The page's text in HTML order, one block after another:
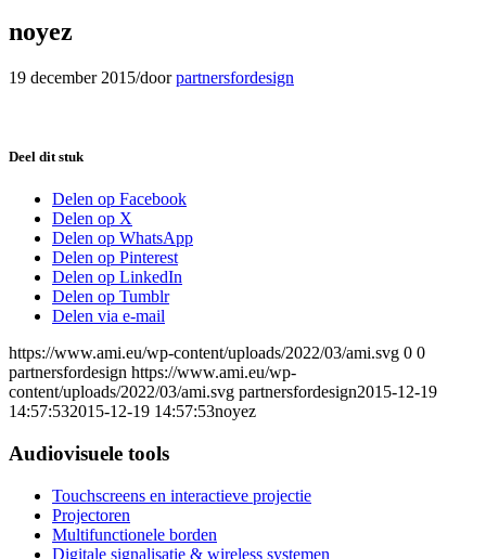
noyez
19 december 2015/doorpartnersfordesign
Deel dit stuk
Delen op Facebook
Delen op X
Delen op WhatsApp
Delen op Pinterest
Delen op LinkedIn
Delen op Tumblr
Delen via e-mail
https://www.ami.eu/wp-content/uploads/2022/03/ami.svg 0 0
partnersfordesign https://www.ami.eu/wp-
content/uploads/2022/03/ami.svg partnersfordesign2015-12-19
14:57:532015-12-19 14:57:53noyez
Audiovisuele tools
Touchscreens en interactieve projectie
Projectoren
Multifunctionele borden
Digitale signalisatie & wireless systemen